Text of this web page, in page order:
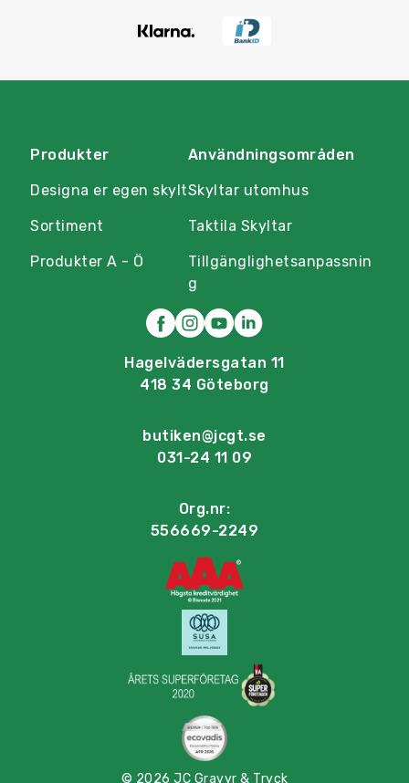
Produkter
Designa er egen skylt
Sortiment
Produkter A - Ö
Användningsområden
Skyltar utomhus
Taktila Skyltar
Tillgänglighetsanpassnin
g
Hagelvädersgatan 11
418 34 Göteborg
butiken@jcgt.se
031-24 11 09
Org.nr:
556669-2249
© 2026 JC Gravyr & Tryck